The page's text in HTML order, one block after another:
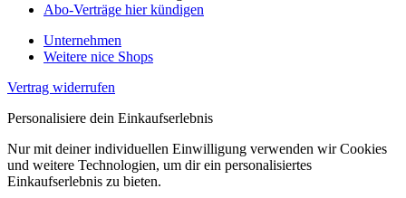
Abo-Verträge hier kündigen
Unternehmen
Weitere nice Shops
Vertrag widerrufen
Personalisiere dein Einkaufserlebnis
Nur mit deiner individuellen Einwilligung verwenden wir Cookies
und weitere Technologien, um dir ein personalisiertes
Einkaufserlebnis zu bieten.